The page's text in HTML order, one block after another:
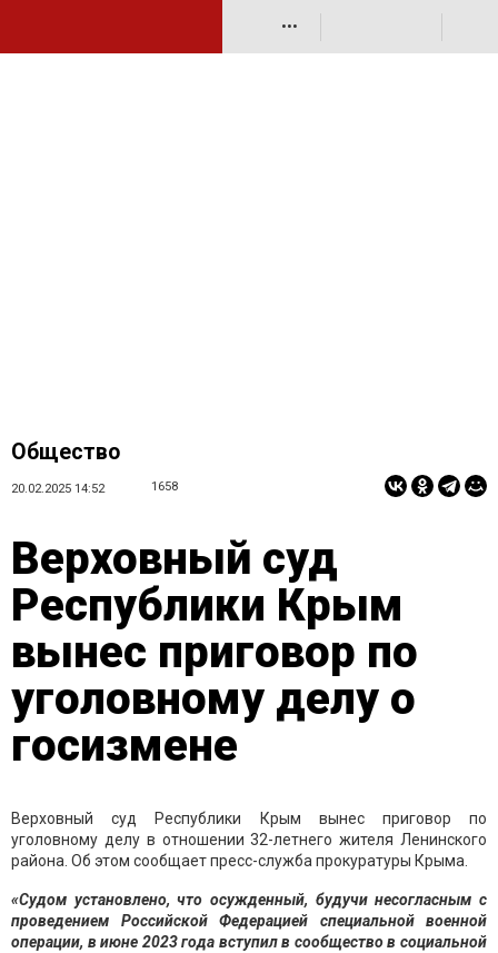
•••
Общество
20.02.2025 14:52 1658
Верховный суд
Республики Крым
вынес приговор по
уголовному делу о
госизмене
Верховный суд Республики Крым вынес приговор по
уголовному делу в отношении 32-летнего жителя Ленинского
района. Об этом сообщает пресс-служба прокуратуры Крыма.
«Судом установлено, что осужденный, будучи несогласным с
проведением Российской Федерацией специальной военной
операции, в июне 2023 года вступил в сообщество в социальной